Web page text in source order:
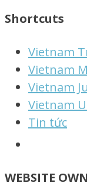
Shortcuts
Vietnam
Vietnam
Vietnam
Vietnam
Tin tức
WEBSITE